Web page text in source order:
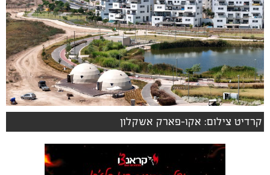
קרדיט צילום: אקו-פארק אשקלון